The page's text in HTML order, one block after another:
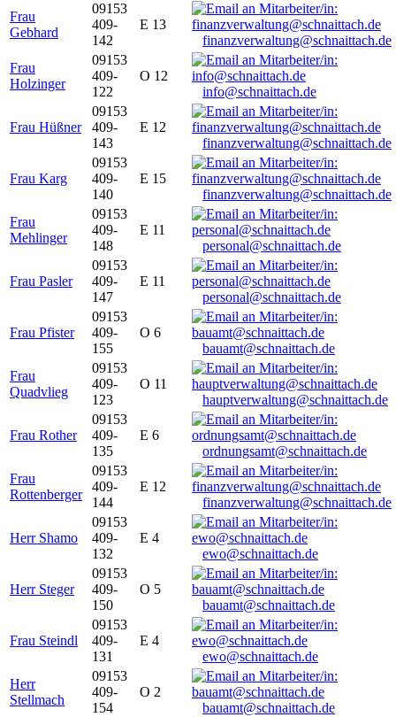
Frau
Gebhard
09153
409-
142
E 13
finanzverwaltung@schnaittach.de
Frau
Holzinger
09153
409-
122
O 12
info@schnaittach.de
Frau Hüßner
09153
409-
143
E 12
finanzverwaltung@schnaittach.de
Frau Karg
09153
409-
140
E 15
finanzverwaltung@schnaittach.de
Frau
Mehlinger
09153
409-
148
E 11
personal@schnaittach.de
Frau Pasler
09153
409-
147
E 11
personal@schnaittach.de
Frau Pfister
09153
409-
155
O 6
bauamt@schnaittach.de
Frau
Quadvlieg
09153
409-
123
O 11
hauptverwaltung@schnaittach.de
Frau Rother
09153
409-
135
E 6
ordnungsamt@schnaittach.de
Frau
Rottenberger
09153
409-
144
E 12
finanzverwaltung@schnaittach.de
Herr Shamo
09153
409-
132
E 4
ewo@schnaittach.de
Herr Steger
09153
409-
150
O 5
bauamt@schnaittach.de
Frau Steindl
09153
409-
131
E 4
ewo@schnaittach.de
Herr
Stellmach
09153
409-
154
O 2
bauamt@schnaittach.de